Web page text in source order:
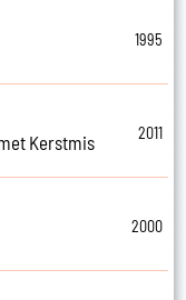
1995
Kerstmis
2011
2000